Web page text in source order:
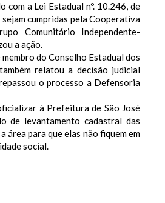
com a Lei Estadual nº. 10.246, de
cumpridas pela Cooperativa
Comunitário Independente-
a ação.
do Conselho Estadual dos
relatou a decisão judicial
o processo a Defensoria
à Prefeitura de São José
de levantamento cadastral das
área para que elas não fiquem em
social.